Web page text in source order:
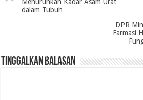
dalam Tubuh
DPR
Farmasi
Tinggalkan Balasan